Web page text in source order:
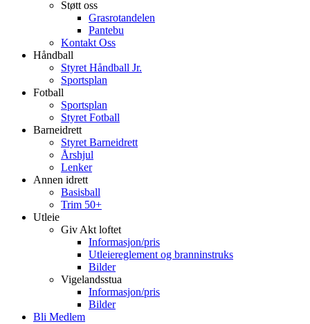
Støtt oss
Grasrotandelen
Pantebu
Kontakt Oss
Håndball
Styret Håndball Jr.
Sportsplan
Fotball
Sportsplan
Styret Fotball
Barneidrett
Styret Barneidrett
Årshjul
Lenker
Annen idrett
Basisball
Trim 50+
Utleie
Giv Akt loftet
Informasjon/pris
Utleiereglement og branninstruks
Bilder
Vigelandsstua
Informasjon/pris
Bilder
Bli Medlem